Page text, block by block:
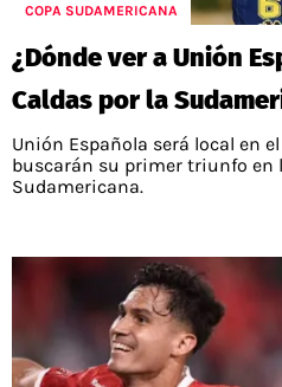
PALESTINO
UNION ESPAÑOLA
CAMPEONATO NACIONAL
GUÍAS
PRONÓSTICOS
APUESTA DEL DÍA
FÚTBOL INTERNACIONAL
COPA LIBERTADORES
COPA SUDAMERICANA
PREMIER LEAGUE
CHAMPIONS LEAGUE
EUROPA LEAGUE
SERIE A
CHILENOS POR EL MUNDO
ALEXIS SANCHEZ
DAMIAN PIZARRO
MERCADO DE FICHAJES
TENIS
FEMENINO
COPA SUDAMERICANA
¿Dónde ver a Unión
Caldas por la
Unión Española será local en
buscarán su primer triunfo en
Sudamericana.